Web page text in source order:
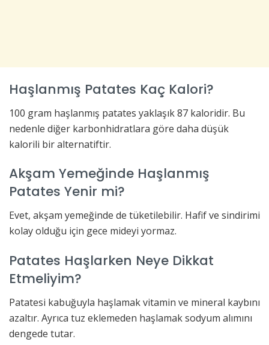
Haşlanmış Patates Kaç Kalori?
100 gram haşlanmış patates yaklaşık 87 kaloridir. Bu
nedenle diğer karbonhidratlara göre daha düşük
kalorili bir alternatiftir.
Akşam Yemeğinde Haşlanmış
Patates Yenir mi?
Evet, akşam yemeğinde de tüketilebilir. Hafif ve sindirimi
kolay olduğu için gece mideyi yormaz.
Patates Haşlarken Neye Dikkat
Etmeliyim?
Patatesi kabuğuyla haşlamak vitamin ve mineral kaybını
azaltır. Ayrıca tuz eklemeden haşlamak sodyum alımını
dengede tutar.